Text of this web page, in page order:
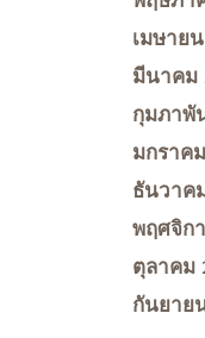
เมษาย
มีนาคม
กุมภาพั
มกราค
ธันวาค
พฤศจิก
ตุลาคม
กันยาย